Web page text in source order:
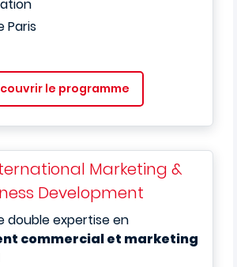
Paris
le programme
Marketing &
Development
double expertise en
commercial et marketing